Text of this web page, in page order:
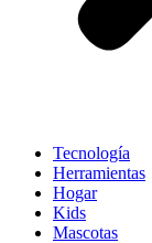
Tecnología
Herramientas
Hogar
Kids
Mascotas